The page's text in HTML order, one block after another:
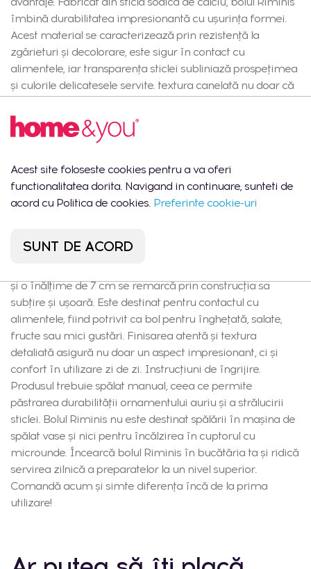
îmbină durabilitatea impresionantă cu ușurința formei.
Acest material se caracterizează prin rezistență la
zgârieturi și decolorare, este sigur în contact cu
alimentele, iar transparența sticlei subliniază prospețimea
și culorile delicatesele servite. textura canelată nu doar că
plăcut la atingere. Design și stil. Sticla transparentă cu
caneluri verticale și o bandă aurie pe margine se
elegante. Bolul Riminis va fi un element impresionant la
servirea deserturilor, fructelor sau gustărilor, evidențiind
caracterul special al întâlnirilor de familie și recepțiilor.
se ideal cu un interior contemporan, glamour sau clasic.
și o înălțime de 7 cm se remarcă prin construcția sa
subțire și ușoară. Este destinat pentru contactul cu
alimentele, fiind potrivit ca bol pentru înghețată, salate,
fructe sau mici gustări. Finisarea atentă și textura
detaliată asigură nu doar un aspect impresionant, ci și
confort în utilizare zi de zi. Instrucțiuni de îngrijire.
Produsul trebuie spălat manual, ceea ce permite
păstrarea durabilității ornamentului auriu și a strălucirii
sticlei. Bolul Riminis nu este destinat spălării în mașina de
spălat vase și nici pentru încălzirea în cuptorul cu
microunde. Încearcă bolul Riminis în bucătăria ta și ridică
servirea zilnică a preparatelor la un nivel superior.
Comandă acum și simte diferența încă de la prima
utilizare!
Acest site foloseste cookies pentru a va oferi
functionalitatea dorita. Navigand in continuare, sunteti de
acord cu Politica de cookies. Preferinte cookie-uri
SUNT DE ACORD